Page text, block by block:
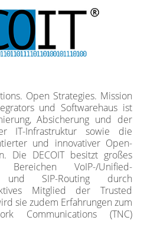
Open Strategies. Mission
und Softwarehaus ist
Absicherung und der
IT-Infrastruktur sowie die
und innovativer Open-
Die DECOIT besitzt großes
VoIP-/Unified-
und SIP-Routing durch
Mitglied der Trusted
sie zudem Erfahrungen zum
Communications (TNC)